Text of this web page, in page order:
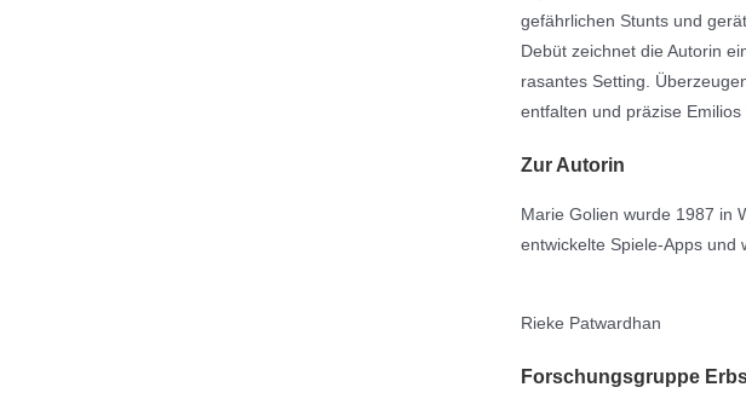
gefährlichen Stunts und
Debüt zeichnet die Autorin
rasantes Setting.
entfalten und präzise Emilios
Zur Autorin
Marie Golien wurde 1987 in
entwickelte Spiele-Apps und
Rieke Patwardhan
Forschungsgruppe